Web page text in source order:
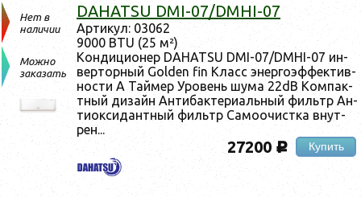
Нет в
наличии
Можно
заказать
DAHATSU DMI-07/DMHI-07
Ар­ти­кул: 03062
9000 BTU (25 м²)
Кон­ди­ци­онер DAHATSU DMI-07/DMHI-07 ин­
вертор­ный Golden fin Класс энер­го­эф­фектив­
ности А Тай­мер Уро­вень шу­ма 22dB Ком­пак­
тный ди­зайн Ан­ти­бак­те­ри­аль­ный филь­тр Ан­
ти­ок­си­дан­тный филь­тр Са­мо­очис­тка внут­
рен...
27200c Купить